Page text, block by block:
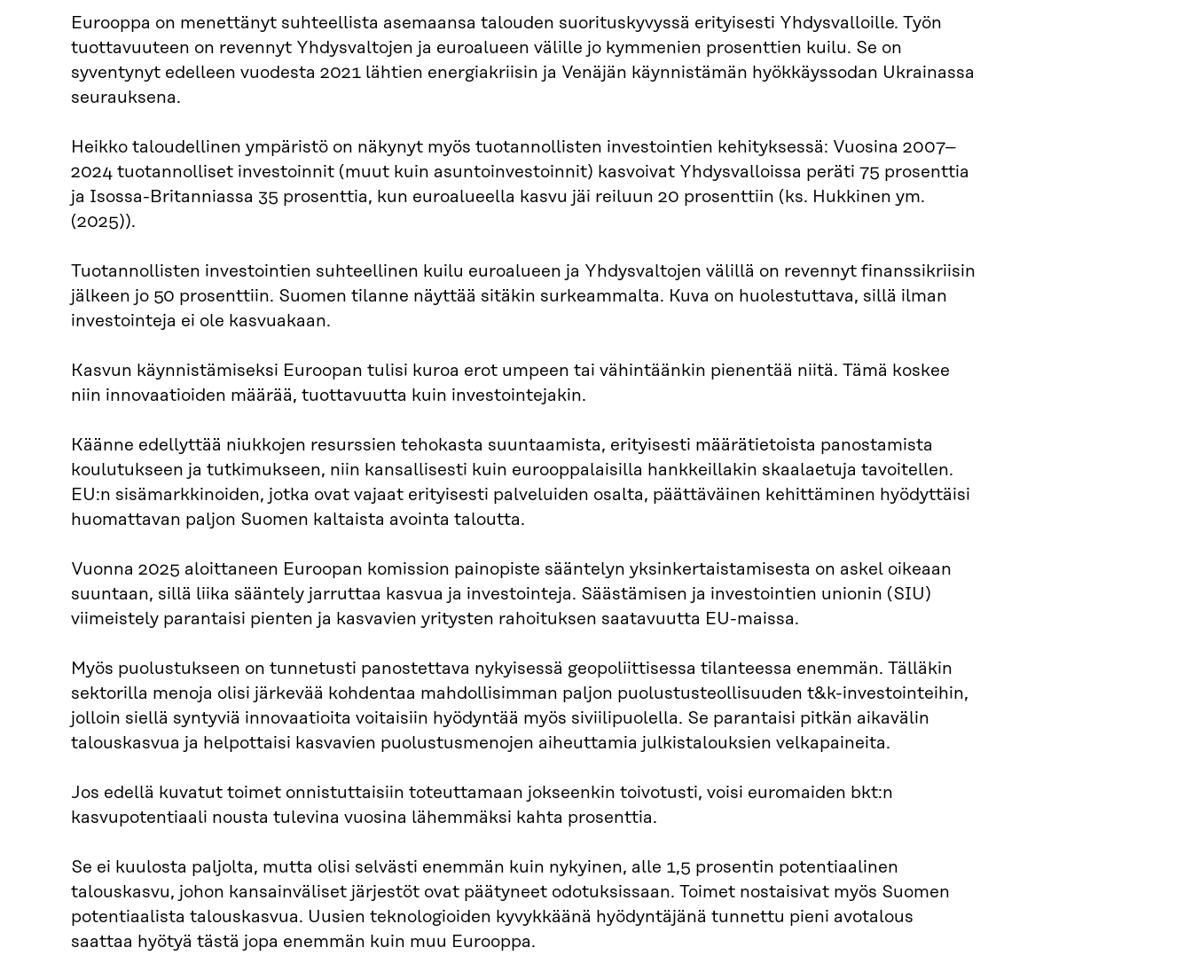
Eurooppa on menettänyt suhteellista asemaansa talouden suorituskyvyssä erityisesti Yhdysvalloille. Työn
tuottavuuteen on revennyt Yhdysvaltojen ja euroalueen välille jo kymmenien prosenttien kuilu. Se on
syventynyt edelleen vuodesta 2021 lähtien energiakriisin ja Venäjän käynnistämän hyökkäyssodan Ukrainassa
seurauksena.
Heikko taloudellinen ympäristö on näkynyt myös tuotannollisten investointien kehityksessä: Vuosina 2007–
2024 tuotannolliset investoinnit (muut kuin asuntoinvestoinnit) kasvoivat Yhdysvalloissa peräti 75 prosenttia
ja Isossa-Britanniassa 35 prosenttia, kun euroalueella kasvu jäi reiluun 20 prosenttiin (ks. Hukkinen ym.
(2025)).
Tuotannollisten investointien suhteellinen kuilu euroalueen ja Yhdysvaltojen välillä on revennyt finanssikriisin
jälkeen jo 50 prosenttiin. Suomen tilanne näyttää sitäkin surkeammalta. Kuva on huolestuttava, sillä ilman
investointeja ei ole kasvuakaan.
Kasvun käynnistämiseksi Euroopan tulisi kuroa erot umpeen tai vähintäänkin pienentää niitä. Tämä koskee
niin innovaatioiden määrää, tuottavuutta kuin investointejakin.
Käänne edellyttää niukkojen resurssien tehokasta suuntaamista, erityisesti määrätietoista panostamista
koulutukseen ja tutkimukseen, niin kansallisesti kuin eurooppalaisilla hankkeillakin skaalaetuja tavoitellen.
EU:n sisämarkkinoiden, jotka ovat vajaat erityisesti palveluiden osalta, päättäväinen kehittäminen hyödyttäisi
huomattavan paljon Suomen kaltaista avointa taloutta.
Vuonna 2025 aloittaneen Euroopan komission painopiste sääntelyn yksinkertaistamisesta on askel oikeaan
suuntaan, sillä liika sääntely jarruttaa kasvua ja investointeja. Säästämisen ja investointien unionin (SIU)
viimeistely parantaisi pienten ja kasvavien yritysten rahoituksen saatavuutta EU-maissa.
Myös puolustukseen on tunnetusti panostettava nykyisessä geopoliittisessa tilanteessa enemmän. Tälläkin
sektorilla menoja olisi järkevää kohdentaa mahdollisimman paljon puolustusteollisuuden t&k-investointeihin,
jolloin siellä syntyviä innovaatioita voitaisiin hyödyntää myös siviilipuolella. Se parantaisi pitkän aikavälin
talouskasvua ja helpottaisi kasvavien puolustusmenojen aiheuttamia julkistalouksien velkapaineita.
Jos edellä kuvatut toimet onnistuttaisiin toteuttamaan jokseenkin toivotusti, voisi euromaiden bkt:n
kasvupotentiaali nousta tulevina vuosina lähemmäksi kahta prosenttia.
Se ei kuulosta paljolta, mutta olisi selvästi enemmän kuin nykyinen, alle 1,5 prosentin potentiaalinen
talouskasvu, johon kansainväliset järjestöt ovat päätyneet odotuksissaan. Toimet nostaisivat myös Suomen
potentiaalista talouskasvua. Uusien teknologioiden kyvykkäänä hyödyntäjänä tunnettu pieni avotalous
saattaa hyötyä tästä jopa enemmän kuin muu Eurooppa.